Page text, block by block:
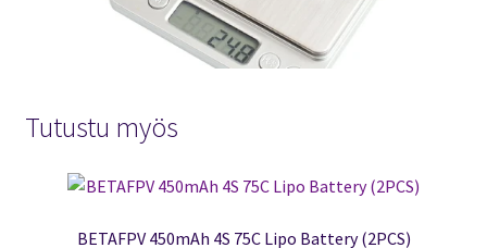
Tutustu myös
BETAFPV 450mAh 4S 75C Lipo Battery (2PCS)